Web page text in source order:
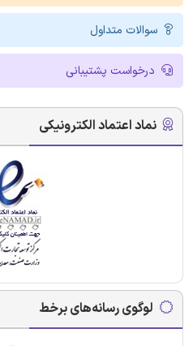
سوالات متداول
درخواست پشتیبانی
نماد اعتماد الکترونیکی
لوگوی رسانه‌های برخط